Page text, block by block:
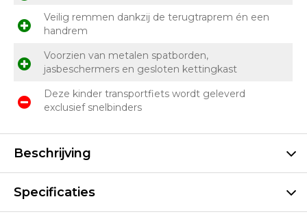
Veilig remmen dankzij de terugtraprem én een
handrem
Voorzien van metalen spatborden,
jasbeschermers en gesloten kettingkast
Deze kinder transportfiets wordt geleverd
exclusief snelbinders
Beschrijving
Specificaties